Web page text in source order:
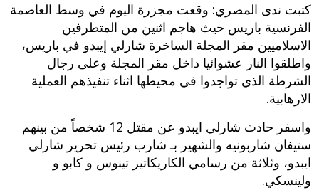
كتبت ندى المصري: وقعت مجزرة اليوم في وسط العاصمة
الفرنسية باريس حيث هاجم اثنين من المتطرفين
الاسلاميين مقر المجلة الساخرة شارلي إيبدو في باريس،
واطلقوا النار عشوائيا داخل مقر المجلة وعلى رجال
الشرطة الذي تواجدوا في محيطها اثناء تنفيذهم العملية
الارهابية.
واسفر حادث شارلي ايبدو عن مقتل 12 شخصاً من بينهم
ستيفان شاربونيه والشهير بـ شارب رئيس تحرير شارلي
ايبدو، وثلاثة من رسامي الكاريكاتير تينوس و كابو و
ولينسكي.